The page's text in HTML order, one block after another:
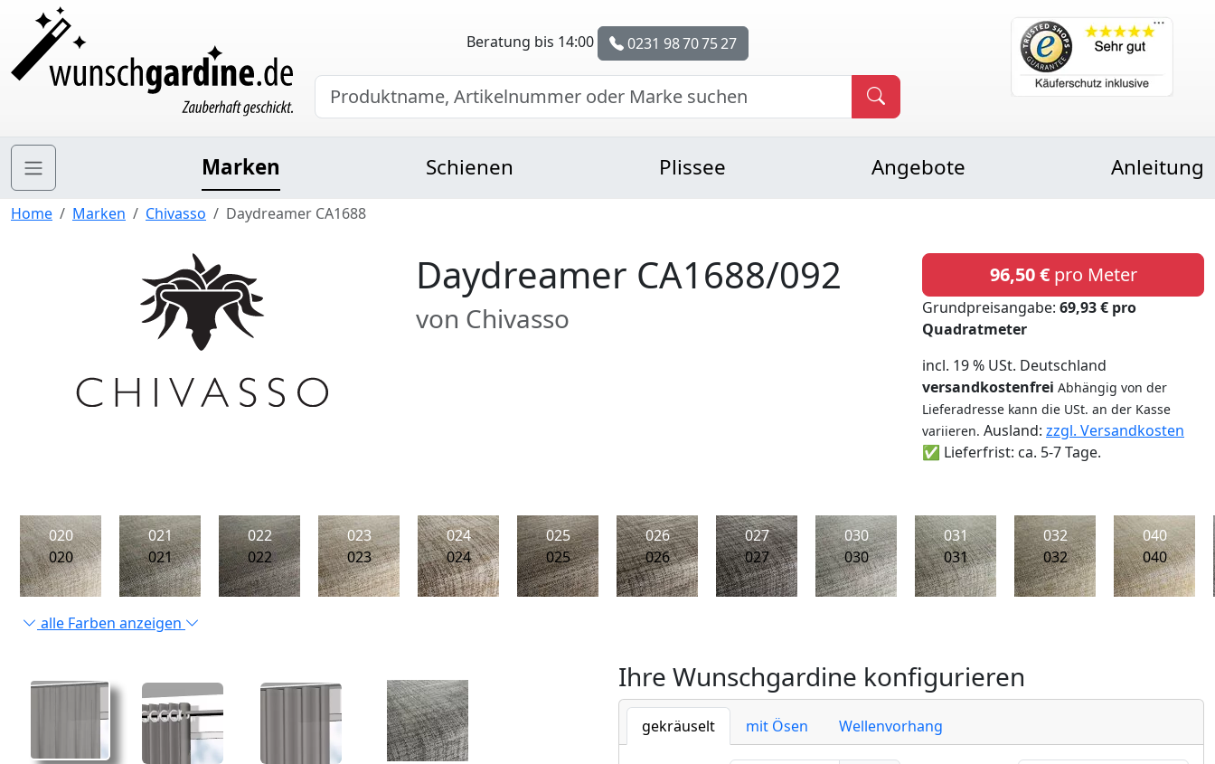
Beratung bis 14:00 0231 98 70 75 27
Marken Schienen Plissee Angebote Anleitung
Home Marken Chivasso Daydreamer CA1688
Daydreamer CA1688/092
von Chivasso
96,50 €pro Meter
Grundpreisangabe: 69,93 € pro
Quadratmeter
incl. 19 % USt. Deutschland
versandkostenfrei Abhängig von der
Lieferadresse kann die USt. an der Kasse
variieren. Ausland: zzgl. Versandkosten
✅ Lieferfrist: ca. 5-7 Tage.
020
020
021
021
022
022
023
023
024
024
025
025
026
026
027
027
030
030
031
031
032
032
040
040
alle Farben anzeigen
Ihre Wunschgardine konfigurieren
gekräuselt mit Ösen Wellenvorhang